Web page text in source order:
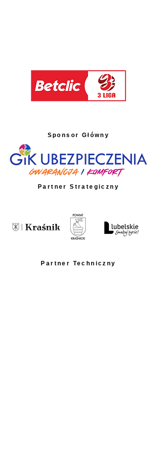
Sponsor Główny
Partner Strategiczny
Partner Techniczny